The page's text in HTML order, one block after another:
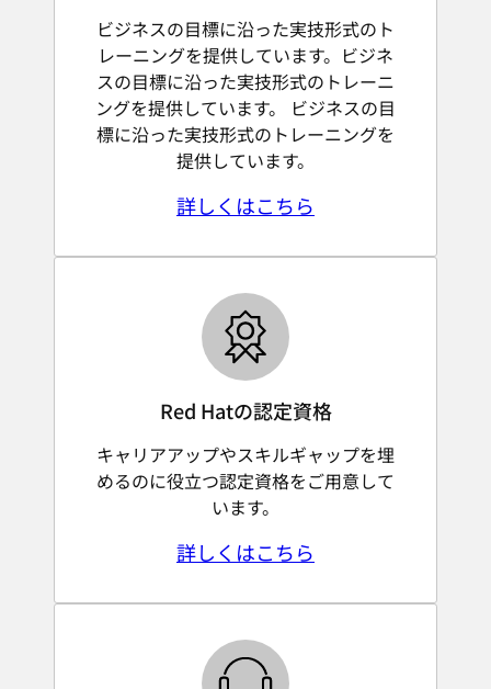
ビジネスの目標に沿った実技形式のト
レーニングを提供しています。ビジネ
スの目標に沿った実技形式のトレーニ
ングを提供しています。 ビジネスの目
標に沿った実技形式のトレーニングを
提供しています。
詳しくはこちら
Red Hatの認定資格
キャリアアップやスキルギャップを埋
めるのに役立つ認定資格をご用意して
います。
詳しくはこちら